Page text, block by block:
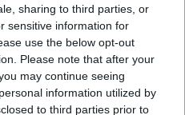
sharing to third parties, or
sensitive information for
use the below opt-out
Please note that after your
may continue seeing
information utilized by
to third parties prior to
hop in en gebruiken
Deze brouwsels worden
een bijzonder intens
Republic behoren tot deze
de hop van het